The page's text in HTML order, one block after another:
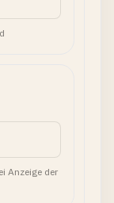
Anzeige der